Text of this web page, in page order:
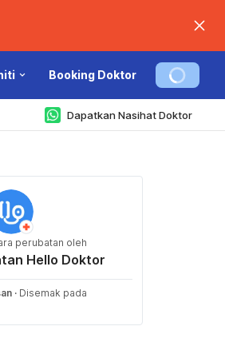
Booking Doktor
Dapatkan Nasihat Doktor
perubatan oleh
Hello Doktor
· Disemak pada